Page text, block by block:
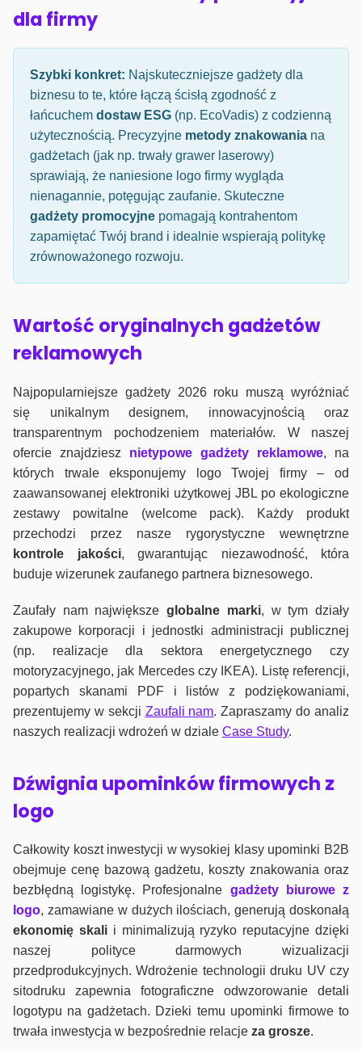
dla firmy
Szybki konkret: Najskuteczniejsze gadżety dla
biznesu to te, które łączą ścisłą zgodność z
łańcuchem dostaw ESG (np. EcoVadis) z codzienną
użytecznością. Precyzyjne metody znakowania na
gadżetach (jak np. trwały grawer laserowy)
sprawiają, że naniesione logo firmy wygląda
nienagannie, potęgując zaufanie. Skuteczne
gadżety promocyjne pomagają kontrahentom
zapamiętać Twój brand i idealnie wspierają politykę
zrównoważonego rozwoju.
Wartość oryginalnych gadżetów
reklamowych
Najpopularniejsze gadżety 2026 roku muszą wyróżniać
się unikalnym designem, innowacyjnością oraz
transparentnym pochodzeniem materiałów. W naszej
ofercie znajdziesz nietypowe gadżety reklamowe, na
których trwale eksponujemy logo Twojej firmy – od
zaawansowanej elektroniki użytkowej JBL po ekologiczne
zestawy powitalne (welcome pack). Każdy produkt
przechodzi przez nasze rygorystyczne wewnętrzne
kontrole jakości, gwarantując niezawodność, która
buduje wizerunek zaufanego partnera biznesowego.
Zaufały nam największeglobalne marki, w tym działy
zakupowe korporacji i jednostki administracji publicznej
(np. realizacje dla sektora energetycznego czy
motoryzacyjnego, jak Mercedes czy IKEA). Listę referencji,
popartych skanami PDF i listów z podziękowaniami,
prezentujemy w sekcji Zaufali nam. Zapraszamy do analiz
naszych realizacji wdrożeń w dziale Case Study.
Dźwignia upominków firmowych z
logo
Całkowity koszt inwestycji w wysokiej klasy upominki B2B
obejmuje cenę bazową gadżetu, koszty znakowania oraz
bezbłędną logistykę. Profesjonalne gadżety biurowe z
logo, zamawiane w dużych ilościach, generują doskonałą
ekonomię skalii minimalizują ryzyko reputacyjne dzięki
naszej polityce darmowych wizualizacji
przedprodukcyjnych. Wdrożenie technologii druku UV czy
sitodruku zapewnia fotograficzne odwzorowanie detali
logotypu na gadżetach. Dzieki temu upominki firmowe to
trwała inwestycja w bezpośrednie relacje za grosze.